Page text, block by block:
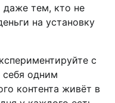
даже тем, кто не
на установку
с
себя одним
контента живёт в